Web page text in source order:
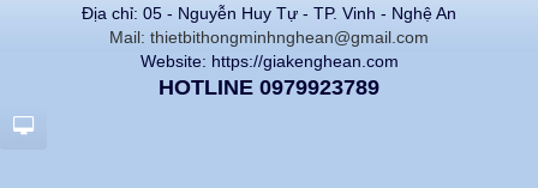
Địa chỉ: 05 - Nguyễn Huy Tự - TP. Vinh - Nghệ An
Mail: thietbithongminhnghean@gmail.com
Website: https://giakenghean.com
HOTLINE 0979923789